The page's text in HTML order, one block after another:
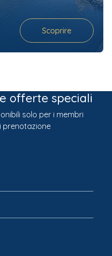
Scoprire
offerte speciali
solo per i membri
prenotazione